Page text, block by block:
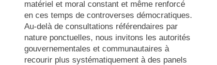
matériel et moral constant et même renforcé
en ces temps de controverses démocratiques.
Au-delà de consultations référendaires par
nature ponctuelles, nous invitons les autorités
gouvernementales et communautaires à
recourir plus systématiquement à des panels